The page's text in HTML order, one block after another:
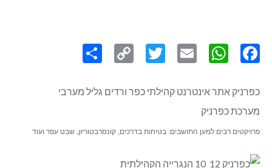
Link
כפרניק אתר אינטרנט קהילתי כפר ורדים גליל מערבי
מערכת כפרניק
פרויקטים רבים למען התושבים: בטיחות בדרכים, קונסרבטוריון, שבט עפר ועוד